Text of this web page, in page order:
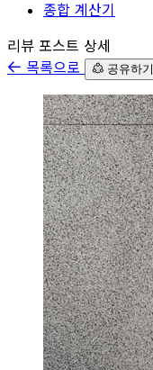
종합 계산기
본문으로 바로가기
리뷰 포스트 상세
목록으로
공유하기